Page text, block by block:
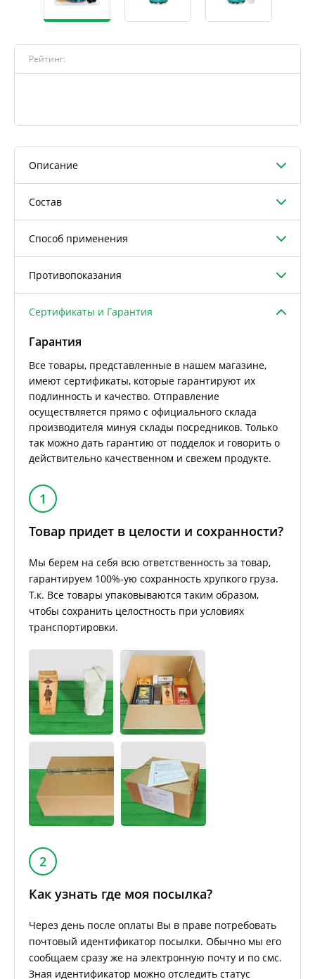
Рейтинг:
Описание
Состав
Способ применения
Противопоказания
Сертификаты и Гарантия
Гарантия
Все товары, представленные в нашем магазине,
имеют сертификаты, которые гарантируют их
подлинность и качество. Отправление
осуществляется прямо с официального склада
производителя минуя склады посредников. Только
так можно дать гарантию от подделок и говорить о
действительно качественном и свежем продукте.
1
Товар придет в целости и сохранности?
Мы берем на себя всю ответственность за товар,
гарантируем 100%-ую сохранность хрупкого груза.
Т.к. Все товары упаковываются таким образом,
чтобы сохранить целостность при условиях
транспортировки.
2
Как узнать где моя посылка?
Через день после оплаты Вы в праве потребовать
почтовый идентификатор посылки. Обычно мы его
сообщаем сразу же на электронную почту и по смс.
Зная идентификатор можно отследить статус